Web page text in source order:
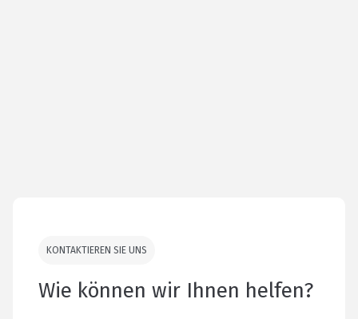
KONTAKTIEREN SIE UNS
Wie können wir Ihnen helfen?